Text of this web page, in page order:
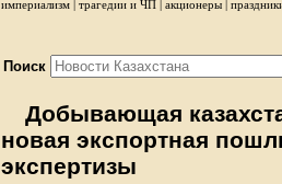
империализм | трагедии и ЧП | акционеры |
Поиск
Добывающая
новая экспортная
экспертизы